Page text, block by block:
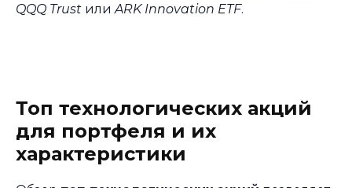
QQQ Trust илиARK Innovation ETF.
Топ технологических акций
для портфеля и их
характеристики